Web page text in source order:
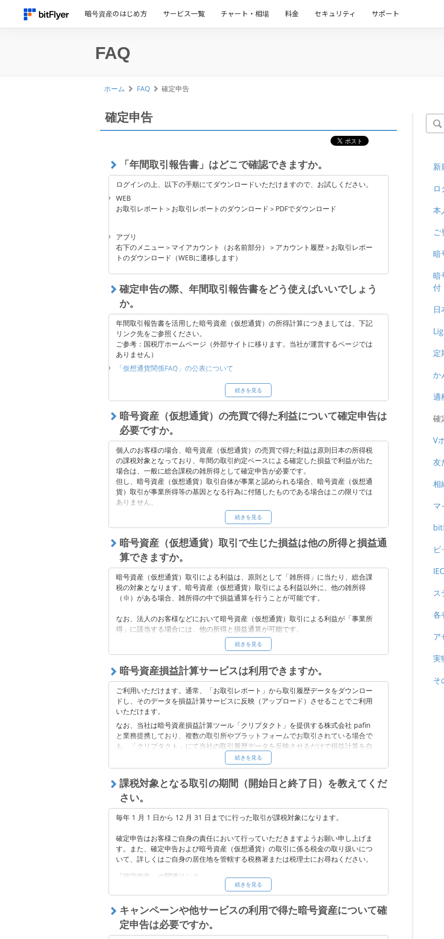
暗号資産のはじめ方 サービス一覧 チャート・相場 料金 セキュリティ サポート
FAQ
ホーム FAQ 確定申告
確定申告
「年間取引報告書」はどこで確認できますか。
ログインの上、以下の手順にてダウンロードいただけますので、お試しください。
WEB
お取引レポート＞お取引レポートのダウンロード＞PDFでダウンロード
アプリ
右下のメニュー＞マイアカウント（お名前部分）＞アカウント履歴＞お取引レポー
トのダウンロード（WEBに遷移します）
確定申告の際、年間取引報告書をどう使えばいいでしょう
か。
年間取引報告書を活用した暗号資産（仮想通貨）の所得計算につきましては、下記
リンク先をご参照ください。
ご参考：国税庁ホームページ（外部サイトに移ります。当社が運営するページでは
ありません）
「仮想通貨関係FAQ」の公表について
仮想通貨に関する税務上の取扱い及び計算書について（令和7年12月）
確定申告はお客様ご自身の責任において行っていただきますようお願い申し上げま
す。
また、確定申告および暗号資産（仮想通貨）の取引に係る税金の取り扱いについ
て、詳しくはご自身の居住地を管轄する税務署または税理士にお尋ねください。
続きを見る
暗号資産（仮想通貨）の売買で得た利益について確定申告は
必要ですか。
個人のお客様の場合、暗号資産（仮想通貨）の売買で得た利益は原則日本の所得税
の課税対象となっており、年間の取引約定ベースによる確定した損益で利益が出た
場合は、一般に総合課税の雑所得として確定申告が必要です。
但し、暗号資産（仮想通貨）取引自体が事業と認められる場合、暗号資産（仮想通
貨）取引が事業所得等の基因となる行為に付随したものである場合はこの限りでは
ありません。
なお、一部の給与所得者は、当該利益が 20 万円以下の場合、確定申告を行わなく
税金の取扱いについて、詳しくはお客様の責任において各自税務署または税理士に
お尋ねください。当社は、いかなる場合においてもお客様または第三者の税務申
告、税負担及び損害について、一切の責任を負いません。
その他関連ページについては以下をご参照ください。
確定申告
ご参考：国税庁ホームページ（これより外部サイトに移ります。当社が運営するペ
ージではありません）
仮想通貨に関する税務上の取扱い及び計算書について（令和3年12月）
「仮想通貨関係FAQ」の公表について （平成 30 年 11 月）
続きを見る
暗号資産（仮想通貨）取引で生じた損益は他の所得と損益通
算できますか。
暗号資産（仮想通貨）取引による利益は、原則として「雑所得」に当たり、総合課
税の対象となります。暗号資産（仮想通貨）取引による利益以外に、他の雑所得
（※）がある場合、雑所得の中で損益通算を行うことが可能です。
なお、法人のお客様などにおいて暗号資産（仮想通貨）取引による利益が「事業所
得」に該当する場合には、他の所得と損益通算が可能です。
※外国為替証拠金取引（FX）や国内における先物・オプション等による損益が該当
税の対象となるため、暗号資産（仮想通貨）取引による利益との通算ができませ
ん。
確定申告はお客様ご自身の責任において行っていただきますようお願い申し上げま
す。
また、確定申告および暗号資産（仮想通貨）の取引に係る税金の取り扱いについ
て、詳しくはご自身の居住地を管轄する税務署または税理士にお尋ねください。
「確定申告」の関連リンク
仮想通貨の税金と確定申告を理解するための 10 の質問
続きを見る
暗号資産損益計算サービスは利用できますか。
ご利用いただけます。通常、「お取引レポート」から取引履歴データをダウンロー
ドし、そのデータを損益計算サービスに反映（アップロード）させることでご利用
いただけます。
なお、当社は暗号資産損益計算ツール「クリプタクト」を提供する株式会社 pafin
と業務提携しており、複数の取引所やプラットフォームでお取引されている場合で
も、「クリプタクト」にて当社の取引履歴データを反映させるだけで損益計算を自
*「クリプタクト」に当社の取引履歴データを反映する方法については、下記「ク
リプタクト」のホームページ（外部サイト）をご確認ください。
bitFlyer(ビットフライヤー)の取引履歴ファイルダウンロード方法
なお、「クリプタクト」における損益計算結果に関しては、計算処理手順等の違い
により差異が生じる場合がございます。また、当社と他社間での取引や、当社以外
で暗号資産の売買・送付・預入をされた場合は、それらを考慮する必要がございま
すので、あらかじめご了承ください。
確定申告はお客様ご自身の責任において行っていただきますようお願い申し上げま
の居住地を管轄する税務署または税理士にお尋ねください。
続きを見る
課税対象となる取引の期間（開始日と終了日）を教えてくだ
さい。
毎年 1 月 1 日から 12 月 31 日までに行った取引が課税対象になります。
確定申告はお客様ご自身の責任において行っていただきますようお願い申し上げま
す。また、確定申告および暗号資産（仮想通貨）の取引に係る税金の取り扱いにつ
いて、詳しくはご自身の居住地を管轄する税務署または税理士にお尋ねください。
「確定申告」の関連リンク
仮想通貨の税金と確定申告を理解するための 10 の質問
続きを見る
キャンペーンや他サービスの利用で得た暗号資産について確
定申告は必要ですか。
新
本
ご
暗
暗
付
日
定
か
適
確
V
友
相
マ
ス
各
ア
実
そ